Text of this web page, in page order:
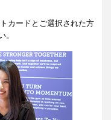
カードとご選択された方
。